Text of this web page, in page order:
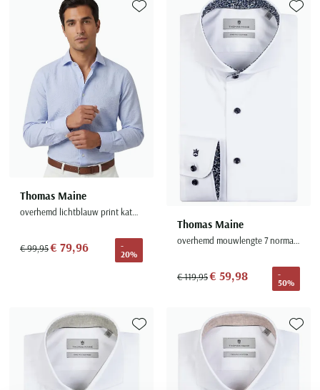
Thomas Maine
overhemd lichtblauw print katoen
€ 99,95€ 79,96
-
20%
Toevoegen aan favorieten
Thomas Maine
overhemd mouwlengte 7 normale fit wit effen katoen
€ 119,95€ 59,98
-
50%
Toevoegen aan favorieten